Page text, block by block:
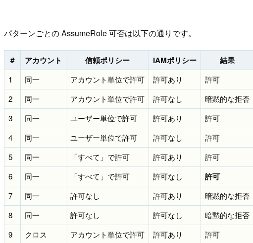
パターンごとの AssumeRole 可否は以下の通りです。
# アカウント 信頼ポリシー IAMポリシー 結果
1 同一 アカウント単位で許可 許可あり
許可
2
同一 アカウント単位で許可 許可なし
暗黙的な拒否
3
同一 ユーザー単位で許可 許可あり
許可
4
同一 ユーザー単位で許可 許可なし
許可
5
同一 「すべて」で許可 許可あり
許可
6
同一 「すべて」で許可 許可なし 許可
7 同一 許可なし 許可あり
暗黙的な拒否
8
同一 許可なし 許可なし
暗黙的な拒否
9
クロス アカウント単位で許可 許可あり 許可